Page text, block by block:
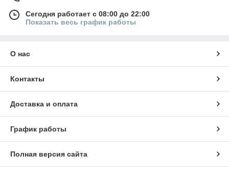
Сегодня работает с 08:00 до 22:00
Показать весь график работы
О нас
Контакты
Доставка и оплата
График работы
Полная версия сайта